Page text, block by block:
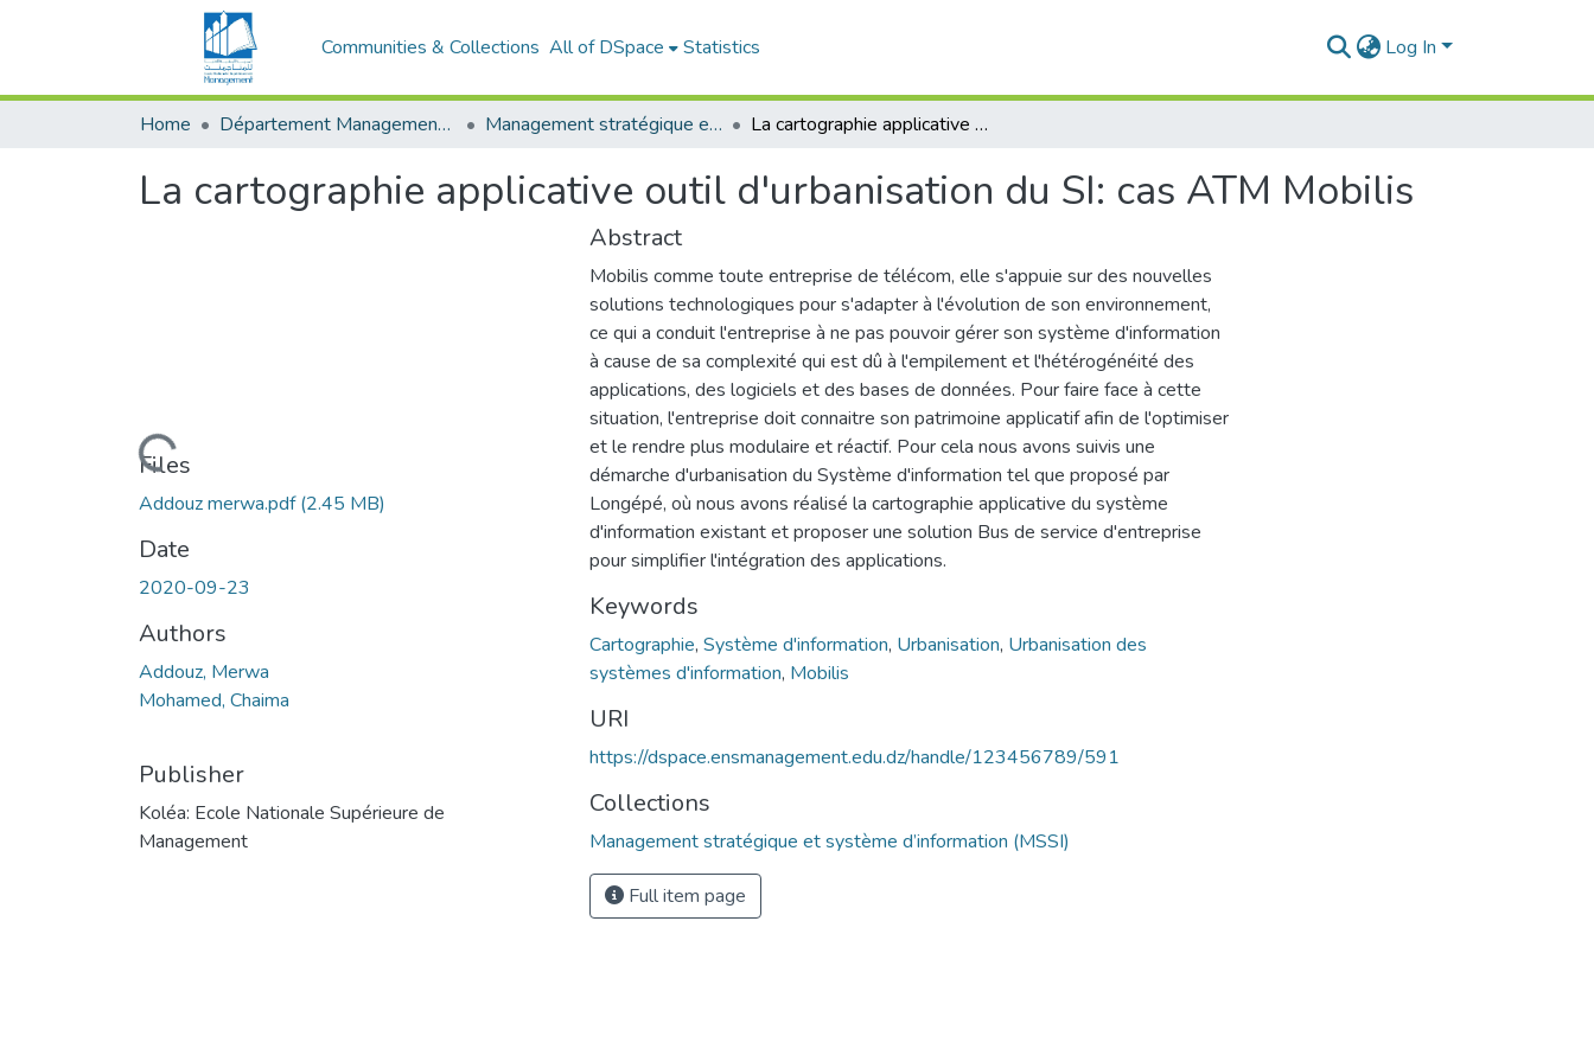
Communities & Collections All of DSpace Statistics Log In
Home Département Management stratégique et système Management stratégique et système d’information (MSSI) La cartographie applicative outil d'urbanisation du SI: cas ATM Mobilis
La cartographie applicative outil d'urbanisation du SI: cas ATM Mobilis
Loading...
Files
Addouz merwa.pdf(2.45 MB)
Date
2020-09-23
Authors
Addouz, Merwa
Mohamed, Chaima
Publisher
Koléa: Ecole Nationale Supérieure de
Management
Abstract
Mobilis comme toute entreprise de télécom, elle s'appuie sur des nouvelles
solutions technologiques pour s'adapter à l'évolution de son environnement,
ce qui a conduit l'entreprise à ne pas pouvoir gérer son système d'information
à cause de sa complexité qui est dû à l'empilement et l'hétérogénéité des
applications, des logiciels et des bases de données. Pour faire face à cette
situation, l'entreprise doit connaitre son patrimoine applicatif afin de l'optimiser
et le rendre plus modulaire et réactif. Pour cela nous avons suivis une
démarche d'urbanisation du Système d'information tel que proposé par
Longépé, où nous avons réalisé la cartographie applicative du système
d'information existant et proposer une solution Bus de service d'entreprise
pour simplifier l'intégration des applications.
Keywords
Cartographie, Système d'information, Urbanisation, Urbanisation des
systèmes d'information, Mobilis
URI
https://dspace.ensmanagement.edu.dz/handle/123456789/591
Collections
Management stratégique et système d’information (MSSI)
Full item page